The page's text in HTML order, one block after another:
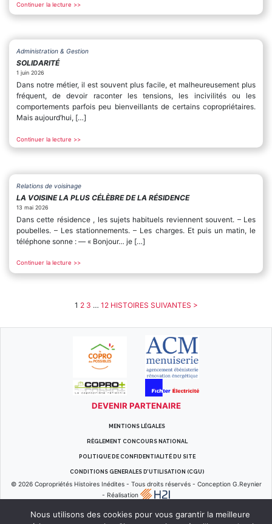
Continuer la lecture >>
Administration & Gestion
SOLIDARITÉ
1 juin 2026
Dans notre métier, il est souvent plus facile, et malheureusement plus
fréquent, de devoir raconter les tensions, les incivilités ou les
comportements parfois peu bienveillants de certains copropriétaires.
Mais aujourd’hui, […]
Continuer la lecture >>
Relations de voisinage
LA VOISINE LA PLUS CÉLÈBRE DE LA RÉSIDENCE
13 mai 2026
Dans cette résidence , les sujets habituels reviennent souvent. – Les
poubelles. – Les stationnements. – Les charges. Et puis un matin, le
téléphone sonne : — « Bonjour… je […]
Continuer la lecture >>
1 2 3 … 12 HISTOIRES SUIVANTES >
DEVENIR PARTENAIRE
MENTIONS LÉGALES
RÈGLEMENT CONCOURS NATIONAL
POLITIQUE DE CONFIDENTIALITÉ DU SITE
CONDITIONS GENERALES D’UTILISATION (CGU)
© 2026 Copropriétés Histoires Inédites - Tous droits réservés - Conception G.Reynier
- Réalisation
Nous utilisons des cookies pour vous garantir la meilleure